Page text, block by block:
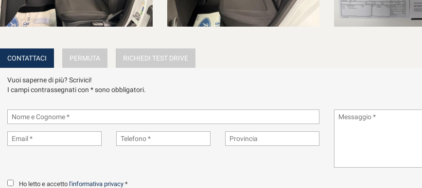
OPPURE :
Invito per correttezza sempre a verificare personalmente i dati al momento della visione e relativa prova su strada, nella massima trasparenza)
CONTATTACI PERMUTA RICHIEDI TEST DRIVE
Vuoi saperne di più? Scrivici!
I campi contrassegnati con * sono obbligatori.
Ho letto e accetto l'informativa privacy *